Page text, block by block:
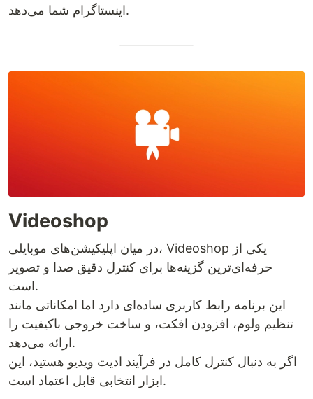
اینستاگرام شما می‌دهد.
Videoshop
در میان اپلیکیشن‌های موبایلی، Videoshop یکی از
حرفه‌ای‌ترین گزینه‌ها برای کنترل دقیق صدا و تصویر
است.
این برنامه رابط کاربری ساده‌ای دارد اما امکاناتی مانند
تنظیم ولوم، افزودن افکت، و ساخت خروجی باکیفیت را
ارائه می‌دهد.
اگر به دنبال کنترل کامل در فرآیند ادیت ویدیو هستید، این
ابزار انتخابی قابل اعتماد است.